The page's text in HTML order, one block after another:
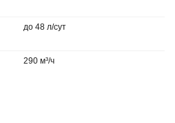
до 48 л/сут
290 м³/ч